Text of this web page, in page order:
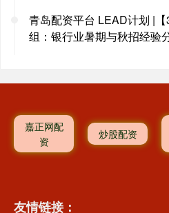
青岛配资平台 LEAD计划 |
组：银行业暑期与秋招经验
嘉正网配
资
炒股配资
友情链接：